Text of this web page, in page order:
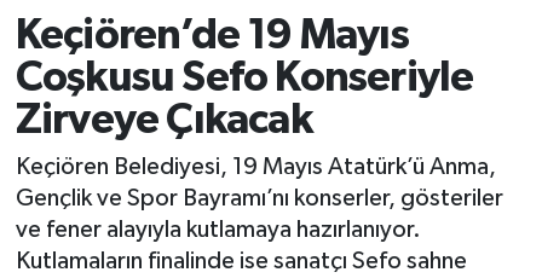
Keçiören’de 19 Mayıs
Coşkusu Sefo Konseriyle
Zirveye Çıkacak
Keçiören Belediyesi, 19 Mayıs Atatürk’ü Anma,
Gençlik ve Spor Bayramı’nı konserler, gösteriler
ve fener alayıyla kutlamaya hazırlanıyor.
Kutlamaların finalinde ise sanatçı Sefo sahne
Biyografi
Çevre
Diğer
Dünya
Eğitim
Ankara Trafik Yoğunluk Haritası
Süper Lig Puan Durumu ve Fikstür
Tüm Manşetler
Son Dakika Haberleri
Haber Arşivi